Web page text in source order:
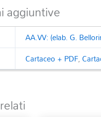
aggiuntive
AA.VV: (elab. G.
Cartaceo + PDF,